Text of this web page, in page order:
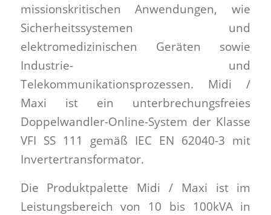
missionskritischen Anwendungen, wie
Sicherheitssystemen und
elektromedizinischen Geräten sowie
Industrie- und
Telekommunikationsprozessen. Midi /
Maxi ist ein unterbrechungsfreies
Doppelwandler-Online-System der Klasse
VFI SS 111 gemäß IEC EN 62040-3 mit
Invertertransformator.
Die Produktpalette Midi / Maxi ist im
Leistungsbereich von 10 bis 100kVA in